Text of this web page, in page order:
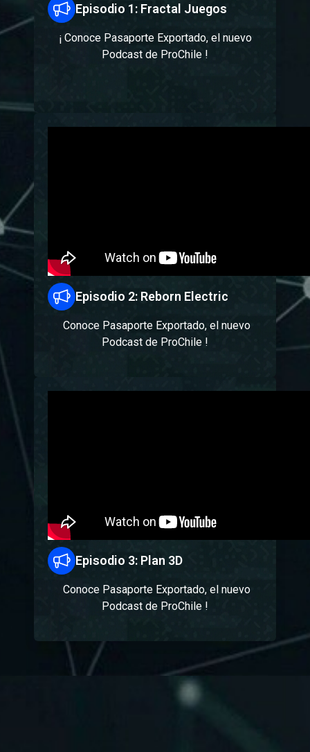
Episodio 1: Fractal Juegos
¡ Conoce Pasaporte Exportado, el nuevo
Podcast de ProChile !
Episodio 2: Reborn Electric
Conoce Pasaporte Exportado, el nuevo
Podcast de ProChile !
Episodio 3: Plan 3D
Conoce Pasaporte Exportado, el nuevo
Podcast de ProChile !